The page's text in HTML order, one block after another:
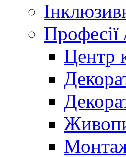
Професії
Центр